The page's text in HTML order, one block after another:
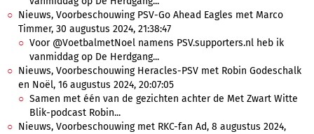
Nieuws, Voorbeschouwing PSV-Go Ahead Eagles met Marco
Timmer, 30 augustus 2024, 21:38:47
Voor @VoetbalmetNoel namens PSV.supporters.nl heb ik
vanmiddag op De Herdgang...
Nieuws, Voorbeschouwing Heracles-PSV met Robin Godeschalk
en Noël, 16 augustus 2024, 20:07:05
Samen met één van de gezichten achter de Met Zwart Witte
Blik-podcast Robin...
Nieuws, Voorbeschouwing met RKC-fan Ad, 8 augustus 2024,